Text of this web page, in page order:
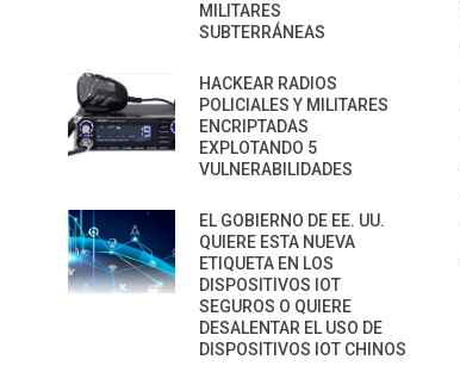
MILITARES
SUBTERRÁNEAS
HACKEAR RADIOS
POLICIALES Y MILITARES
ENCRIPTADAS
EXPLOTANDO 5
VULNERABILIDADES
EL GOBIERNO DE EE. UU.
QUIERE ESTA NUEVA
ETIQUETA EN LOS
DISPOSITIVOS IOT
SEGUROS O QUIERE
DESALENTAR EL USO DE
DISPOSITIVOS IOT CHINOS